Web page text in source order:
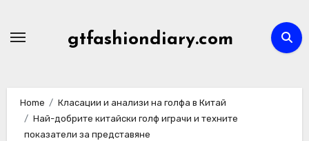
gtfashiondiary.com
Home
Класации и анализи на голфа в Китай
Най-добрите китайски голф играчи и техните
показатели за представяне